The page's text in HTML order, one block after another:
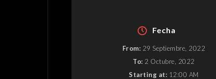
Fecha
From: 29 Septiembre, 2022
To: 2 Octubre, 2022
Starting at: 12:00 AM